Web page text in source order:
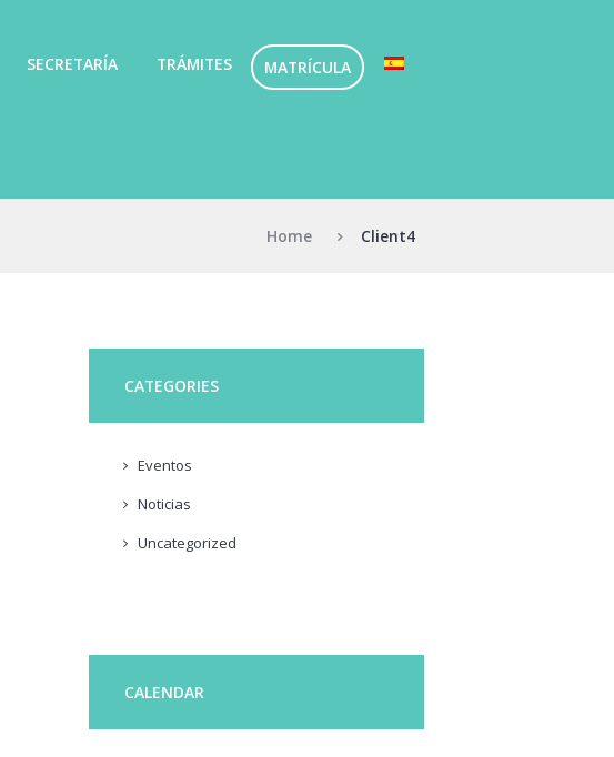
SECRETARÍA TRÁMITES MATRÍCULA
Home Client4
CATEGORIES
Eventos
Noticias
Uncategorized
CALENDAR